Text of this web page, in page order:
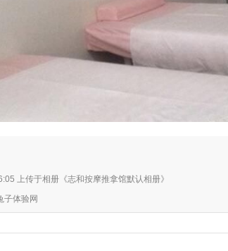
上传于相册《志和按摩推拿馆默认相册》
子体验网